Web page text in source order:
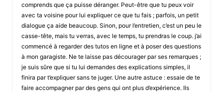
comprends que ça puisse déranger. Peut-être que tu peux voir
avec ta voisine pour lui expliquer ce que tu fais ; parfois, un petit
dialogue ça aide beaucoup. Sinon, pour l’entretien, c’est un peu le
casse-tête, mais tu verras, avec le temps, tu prendras le coup. j’ai
commencé à regarder des tutos en ligne et à poser des questions
à mon garagiste. Ne te laisse pas décourager par ses remarques ;
je suis sûre que si tu lui demandes des explications simples, il
finira par t’expliquer sans te juger. Une autre astuce : essaie de te
faire accompagner par des gens qui ont plus d’expérience. Ils